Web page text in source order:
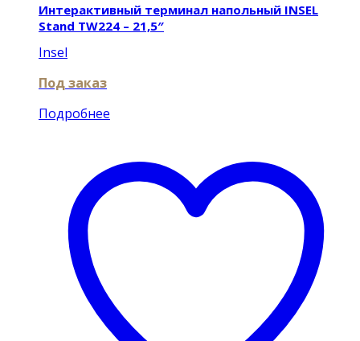
Интерактивный терминал напольный INSEL
Stand TW224 – 21,5″
Insel
Под заказ
Подробнее